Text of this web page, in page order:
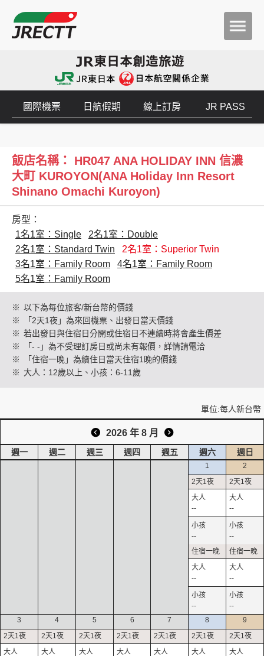
創造旅遊
國際機票 日航假期 線上訂房 JR PASS
飯店名稱： HR047 ANA HOLIDAY INN 信濃
大町 KUROYON(ANA Holiday Inn Resort
Shinano Omachi Kuroyon)
房型：
1名1室：Single
2名1室：Double
2名1室：Standard Twin
2名1室：Superior Twin
3名1室：Family Room
4名1室：Family Room
5名1室：Family Room
※ 以下為每位旅客/新台幣的價錢
※
「2天1夜」為來回機票、出發日當天價錢
※ 若出發日與住宿日分開或住宿日不連續時將會產生價差
※
「- -」為不受理訂房日或尚未有報價，詳情請電洽
※
「住宿一晚」為續住日當天住宿1晚的價錢
※ 大人：12歲以上、小孩：6-11歲
單位:每人新台幣
2026 年 8 月
週一 週二 週三 週四 週五 週六 週日
1
--
--
--
--
2
--
--
--
--
3
4 5 6 7 8 9